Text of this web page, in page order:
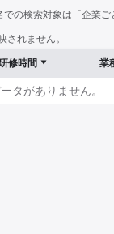
での検索対象は「企業
されません。
修時間 業
タがありません。